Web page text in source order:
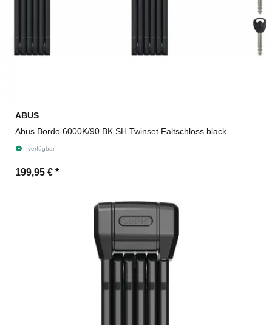
ABUS
Abus Bordo 6000K/90 BK SH Twinset Faltschloss black
verfügbar
199,95 € *